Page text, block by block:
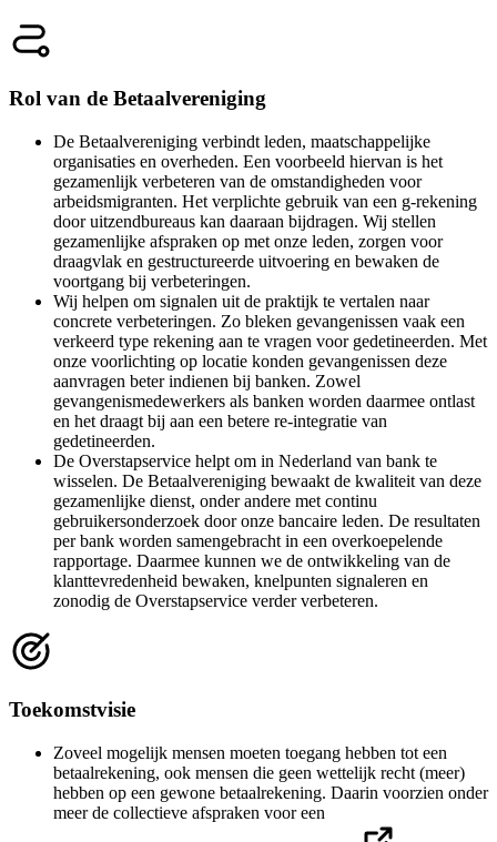
Rol van de Betaalvereniging
De Betaalvereniging verbindt leden, maatschappelijke
organisaties en overheden. Een voorbeeld hiervan is het
gezamenlijk verbeteren van de omstandigheden voor
arbeidsmigranten. Het verplichte gebruik van een g-rekening
door uitzendbureaus kan daaraan bijdragen. Wij stellen
gezamenlijke afspraken op met onze leden, zorgen voor
draagvlak en gestructureerde uitvoering en bewaken de
voortgang bij verbeteringen.
Wij helpen om signalen uit de praktijk te vertalen naar
concrete verbeteringen. Zo bleken gevangenissen vaak een
verkeerd type rekening aan te vragen voor gedetineerden. Met
onze voorlichting op locatie konden gevangenissen deze
aanvragen beter indienen bij banken. Zowel
gevangenismedewerkers als banken worden daarmee ontlast
en het draagt bij aan een betere re-integratie van
gedetineerden.
De Overstapservice helpt om in Nederland van bank te
wisselen. De Betaalvereniging bewaakt de kwaliteit van deze
gezamenlijke dienst, onder andere met continu
gebruikersonderzoek door onze bancaire leden. De resultaten
per bank worden samengebracht in een overkoepelende
rapportage. Daarmee kunnen we de ontwikkeling van de
klanttevredenheid bewaken, knelpunten signaleren en
zonodig de Overstapservice verder verbeteren.
Toekomstvisie
Zoveel mogelijk mensen moeten toegang hebben tot een
betaalrekening, ook mensen die geen wettelijk recht (meer)
hebben op een gewone betaalrekening. Daarin voorzien onder
meer de collectieve afspraken voor een